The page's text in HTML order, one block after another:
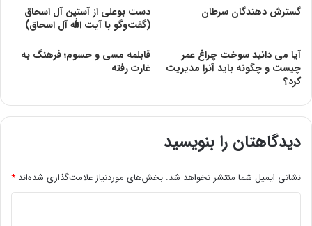
گسترش دهندگان سرطان
دست بوعلی از آستین آل اسحاق
(گفت‌وگو با آیت الله آل اسحاق)
آیا می دانید سوخت چراغ عمر
چیست و چگونه باید آنرا مدیریت
کرد؟
قابلمه مسی و حسوم؛ فرهنگ به
غارت رفته
دیدگاهتان را بنویسید
نشانی ایمیل شما منتشر نخواهد شد. بخش‌های موردنیاز علامت‌گذاری شده‌اند *